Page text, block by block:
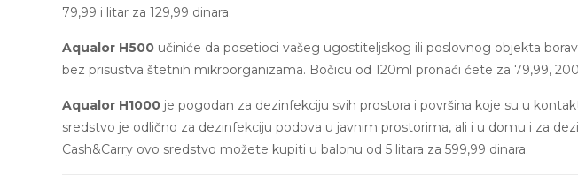
79,99 i litar za 129,99 dinara.
Aqualor H500 učiniće da posetioci vašeg ugostiteljskog ili poslovnog objekta
bez prisustva štetnih mikroorganizama. Bočicu od 120ml pronaći ćete za 79,99,
Aqualor H1000 je pogodan za dezinfekciju svih prostora i površina koje su u
sredstvo je odlično za dezinfekciju podova u javnim prostorima, ali i u domu i za
Cash&Carry ovo sredstvo možete kupiti u balonu od 5 litara za 599,99 dinara.